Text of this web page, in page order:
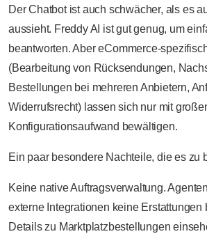
Der Chatbot ist auch schwächer, als es
aussieht. Freddy AI ist gut genug, um
beantworten. Aber eCommerce-
(Bearbeitung von Rücksendungen,
Bestellungen bei mehreren Anbietern,
Widerrufsrecht) lassen sich nur mit
Konfigurationsaufwand bewältigen.
Ein paar besondere Nachteile, die es zu
Keine native Auftragsverwaltung.
externe Integrationen keine Erstattungen
Details zu Marktplatzbestellungen